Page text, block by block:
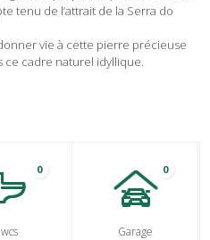
tenu de l’attrait de la Serra do
vie à cette pierre précieuse
ce cadre naturel idyllique.
0
wcs
0
Garage